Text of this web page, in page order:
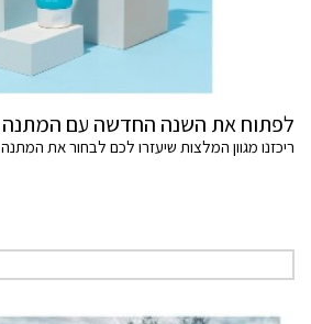
לפתוח את השנה החדשה עם המתנה
ריכזנו מגוון המלצות שיעזרו לכם לבחור את